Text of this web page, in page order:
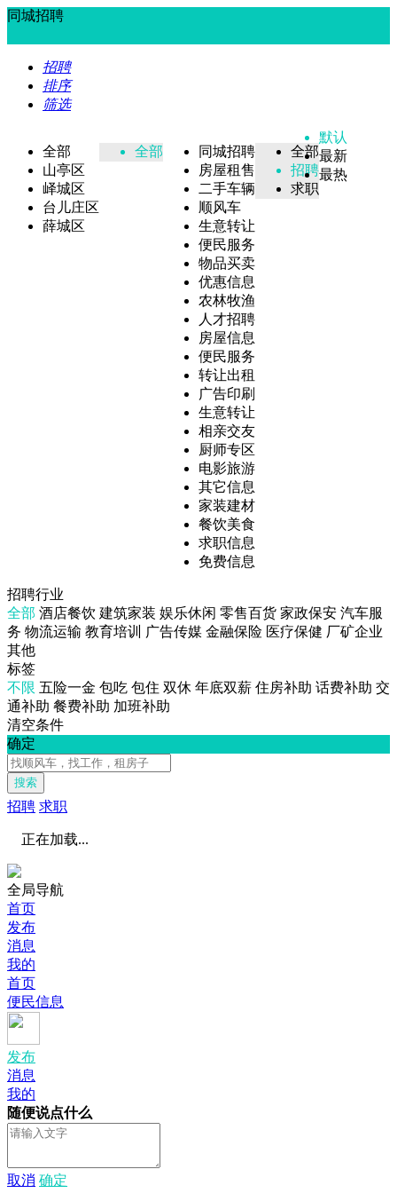
同城招聘
招聘
排序
筛选
全部
山亭区
峄城区
台儿庄区
薛城区
全部
同城招聘
房屋租售
二手车辆
顺风车
生意转让
便民服务
物品买卖
优惠信息
农林牧渔
人才招聘
房屋信息
便民服务
转让出租
广告印刷
生意转让
相亲交友
厨师专区
电影旅游
其它信息
家装建材
餐饮美食
求职信息
免费信息
全部
招聘
求职
默认
最新
最热
招聘行业
全部 酒店餐饮 建筑家装 娱乐休闲 零售百货 家政保安 汽车服
务 物流运输 教育培训 广告传媒 金融保险 医疗保健 厂矿企业
其他
标签
不限 五险一金 包吃 包住 双休 年底双薪 住房补助 话费补助 交
通补助 餐费补助 加班补助
清空条件
确定
搜索
招聘 求职
正在加载...
全局导航
首页
发布
消息
我的
首页
便民信息
发布
消息
我的
随便说点什么
取消 确定